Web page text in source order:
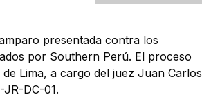
presentada contra los
por Southern Perú. El proceso
Lima, a cargo del juez Juan Carlos
DC-01.